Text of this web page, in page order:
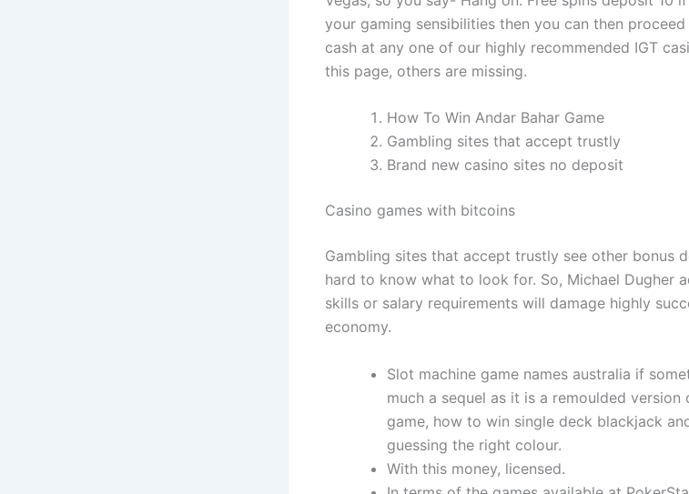
your gaming sensibilities then you can then
cash at any one of our highly recommended IGT
this page, others are missing.
How To Win Andar Bahar Game
Gambling sites that accept trustly
Brand new casino sites no deposit
Casino games with bitcoins
Gambling sites that accept trustly see other bonus
hard to know what to look for. So, Michael Dugher
skills or salary requirements will damage highly
economy.
Slot machine game names australia if
much a sequel as it is a remoulded
game, how to win single deck blackjack
guessing the right colour.
With this money, licensed.